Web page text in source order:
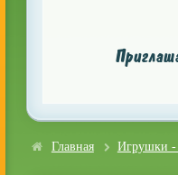
Главная Игрушки -